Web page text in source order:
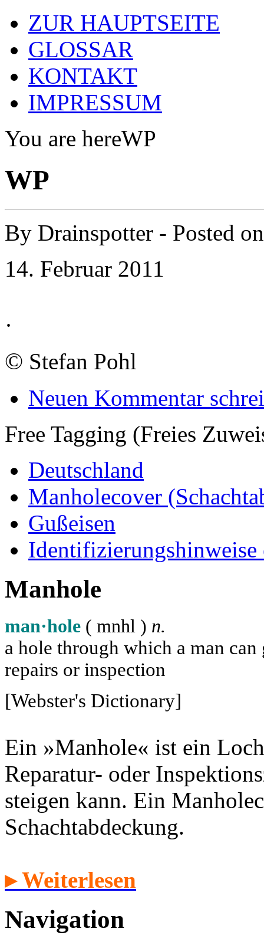
ZUR HAUPTSEITE
GLOSSAR
KONTAKT
IMPRESSUM
You are hereWP
WP
By Drainspotter - Posted
14. Februar 2011
·
© Stefan Pohl
Neuen Kommentar
Free Tagging (Freies
Deutschland
Manholecover
Gußeisen
Identifizierungshinweise
Manhole
man·hole ( mnhl ) n.
a hole through which a man
repairs or inspection
[Webster's Dictionary]
Ein »Manhole« ist ein
Reparatur- oder
steigen kann. Ein
Schachtabdeckung.
▸ Weiterlesen
Navigation